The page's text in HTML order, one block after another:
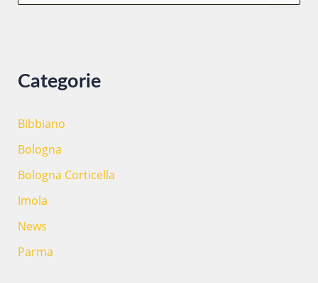
didattica
Categorie
Bibbiano
Bologna
Bologna Corticella
Imola
News
Parma